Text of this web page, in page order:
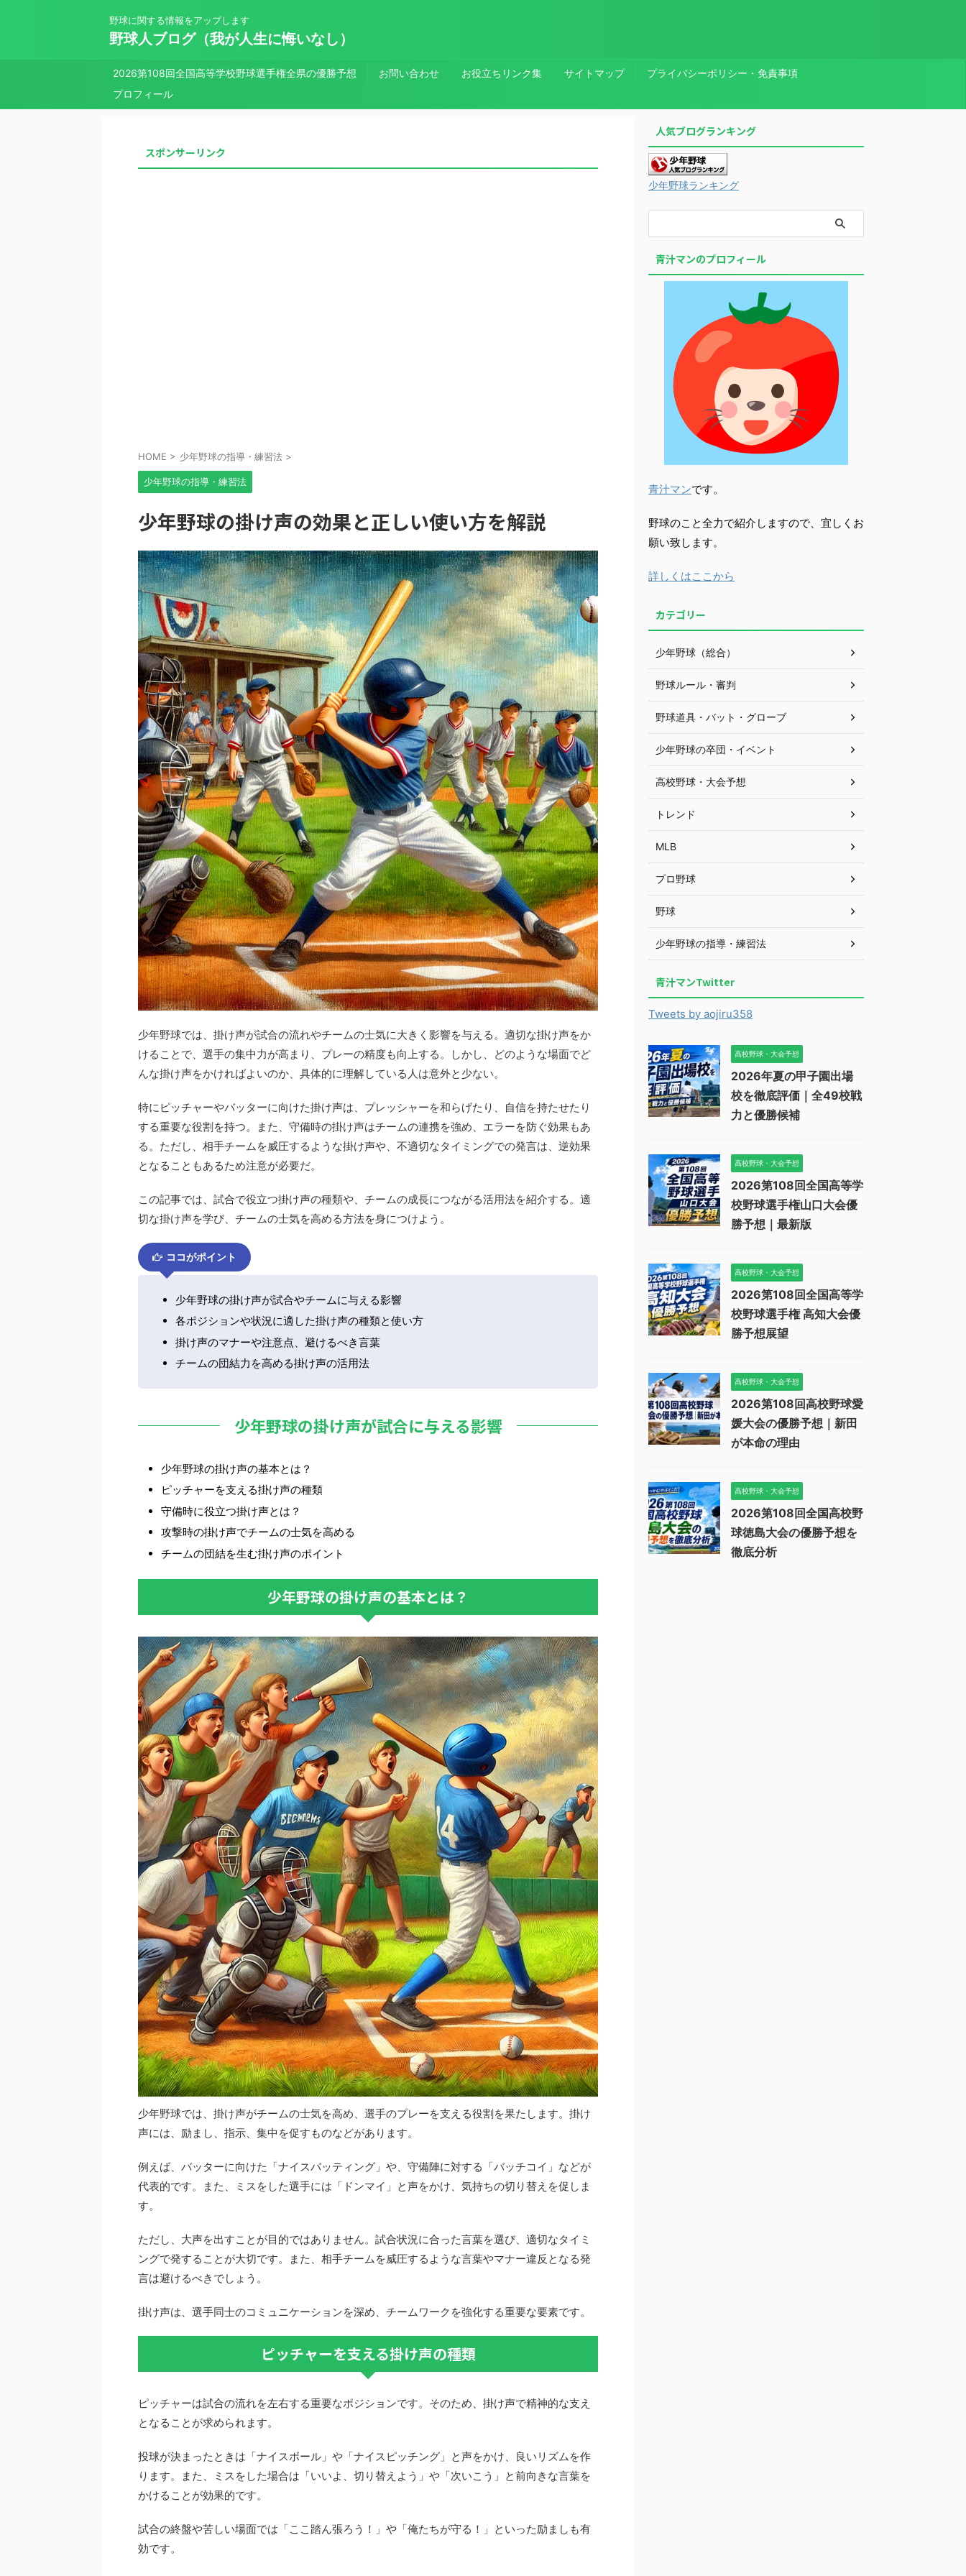
野球に関する情報をアップします
野球人ブログ（我が人生に悔いなし）
2026第108回全国高等学校野球選手権全県の優勝予想 お問い合わせ お役立ちリンク集 サイトマップ
プライバシーポリシー・免責事項
プロフィール
スポンサーリンク
HOME > 少年野球の指導・練習法 >
少年野球の指導・練習法
少年野球の掛け声の効果と正しい使い方を解説
少年野球では、掛け声が試合の流れやチームの士気に大きく影響を与える。適切な掛け声をか
けることで、選手の集中力が高まり、プレーの精度も向上する。しかし、どのような場面でど
んな掛け声をかければよいのか、具体的に理解している人は意外と少ない。
特にピッチャーやバッターに向けた掛け声は、プレッシャーを和らげたり、自信を持たせたり
する重要な役割を持つ。また、守備時の掛け声はチームの連携を強め、エラーを防ぐ効果もあ
る。ただし、相手チームを威圧するような掛け声や、不適切なタイミングでの発言は、逆効果
となることもあるため注意が必要だ。
この記事では、試合で役立つ掛け声の種類や、チームの成長につながる活用法を紹介する。適
切な掛け声を学び、チームの士気を高める方法を身につけよう。
ココがポイント
少年野球の掛け声が試合やチームに与える影響
各ポジションや状況に適した掛け声の種類と使い方
掛け声のマナーや注意点、避けるべき言葉
チームの団結力を高める掛け声の活用法
少年野球の掛け声が試合に与える影響
少年野球の掛け声の基本とは？
ピッチャーを支える掛け声の種類
守備時に役立つ掛け声とは？
攻撃時の掛け声でチームの士気を高める
チームの団結を生む掛け声のポイント
少年野球の掛け声の基本とは？
少年野球では、掛け声がチームの士気を高め、選手のプレーを支える役割を果たします。掛け
声には、励まし、指示、集中を促すものなどがあります。
例えば、バッターに向けた「ナイスバッティング」や、守備陣に対する「バッチコイ」などが
代表的です。また、ミスをした選手には「ドンマイ」と声をかけ、気持ちの切り替えを促しま
す。
ただし、大声を出すことが目的ではありません。試合状況に合った言葉を選び、適切なタイミ
ングで発することが大切です。また、相手チームを威圧するような言葉やマナー違反となる発
言は避けるべきでしょう。
掛け声は、選手同士のコミュニケーションを深め、チームワークを強化する重要な要素です。
ピッチャーを支える掛け声の種類
ピッチャーは試合の流れを左右する重要なポジションです。そのため、掛け声で精神的な支え
となることが求められます。
投球が決まったときは「ナイスボール」や「ナイスピッチング」と声をかけ、良いリズムを作
ります。また、ミスをした場合は「いいよ、切り替えよう」や「次いこう」と前向きな言葉を
かけることが効果的です。
試合の終盤や苦しい場面では「ここ踏ん張ろう！」や「俺たちが守る！」といった励ましも有
効です。
人気ブログランキング
少年野球ランキング
青汁マンのプロフィール
青汁マンです。
野球のこと全力で紹介しますので、宜しくお
願い致します。
詳しくはここから
カテゴリー
少年野球（総合）
野球ルール・審判
野球道具・バット・グローブ
少年野球の卒団・イベント
高校野球・大会予想
トレンド
MLB
プロ野球
野球
少年野球の指導・練習法
青汁マンTwitter
Tweets by aojiru358
高校野球・大会予想
2026年夏の甲子園出場
校を徹底評価｜全49校戦
力と優勝候補
高校野球・大会予想
2026第108回全国高等学
校野球選手権山口大会優
勝予想｜最新版
高校野球・大会予想
2026第108回全国高等学
校野球選手権 高知大会優
勝予想展望
高校野球・大会予想
2026第108回高校野球愛
媛大会の優勝予想｜新田
が本命の理由
高校野球・大会予想
2026第108回全国高校野
球徳島大会の優勝予想を
徹底分析